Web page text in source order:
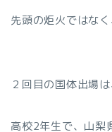
先頭の炬火ではな
２回目の国体出場
高校2年生で、山梨